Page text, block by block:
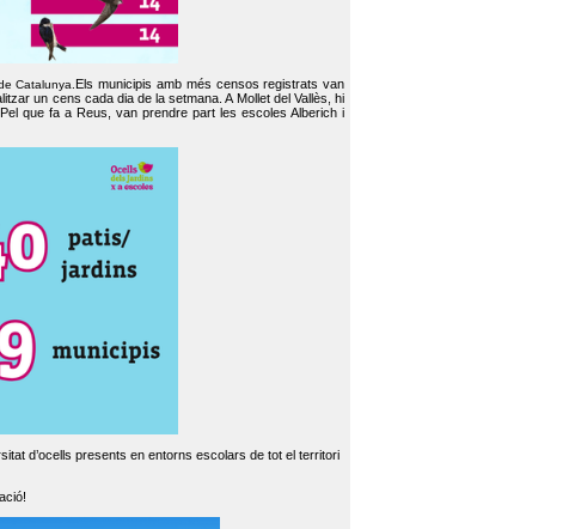
Catalunya. Els municipis amb més censos registrats van
un cens cada dia de la setmana. A Mollet del Vallès, hi
que fa a Reus, van prendre part les escoles Alberich i
d’ocells presents en entorns escolars de tot el territori